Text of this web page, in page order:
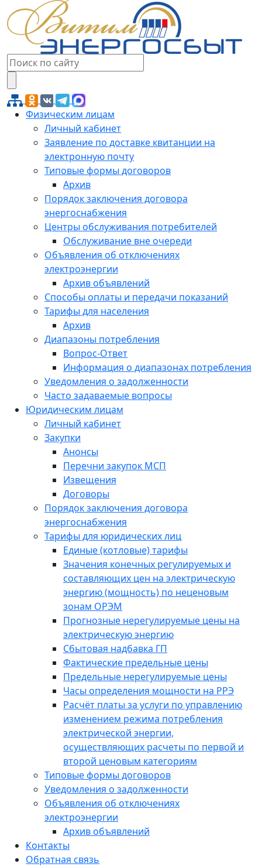
Физическим лицам
Личный кабинет
Заявление по доставке квитанции на
электронную почту
Типовые формы договоров
Архив
Порядок заключения договора
энергоснабжения
Центры обслуживания потребителей
Обслуживание вне очереди
Объявления об отключениях
электроэнергии
Архив объявлений
Способы оплаты и передачи показаний
Тарифы для населения
Архив
Диапазоны потребления
Вопрос-Ответ
Информация о диапазонах потребления
Уведомления о задолженности
Часто задаваемые вопросы
Юридическим лицам
Личный кабинет
Закупки
Анонсы
Перечни закупок МСП
Извещения
Договоры
Порядок заключения договора
энергоснабжения
Тарифы для юридических лиц
Единые (котловые) тарифы
Значения конечных регулируемых и
составляющих цен на электрическую
энергию (мощность) по неценовым
зонам ОРЭМ
Прогнозные нерегулируемые цены на
электрическую энергию
Сбытовая надбавка ГП
Фактические предельные цены
Предельные нерегулируемые цены
Часы определения мощности на РРЭ
Расчёт платы за услуги по управлению
изменением режима потребления
электрической энергии,
осуществляющих расчеты по первой и
второй ценовым категориям
Типовые формы договоров
Уведомления о задолженности
Объявления об отключениях
электроэнергии
Архив объявлений
Контакты
Обратная связь